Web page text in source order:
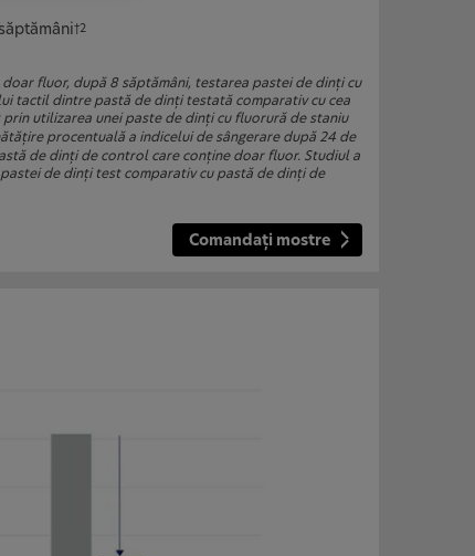
†2
fluor, după 8 săptămâni, testarea pastei de dinţi cu
tactil dintre pastă de dinţi testată comparativ cu cea
utilizarea unei paste de dinţi cu fluorură de staniu
procentuală a indicelui de sângerare după 24 de
de dinţi de control care conţine doar fluor. Studiul a
de dinţi test comparativ cu pastă de dinţi de
Comandaţi mostre